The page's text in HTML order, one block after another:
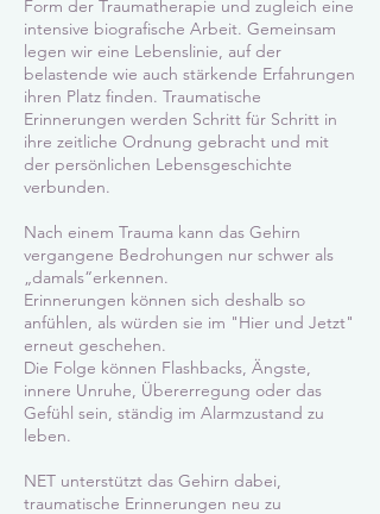
Form der Traumatherapie und zugleich eine
intensive biografische Arbeit. Gemeinsam
legen wir eine Lebenslinie, auf der
belastende wie auch stärkende Erfahrungen
ihren Platz finden. Traumatische
Erinnerungen werden Schritt für Schritt in
ihre zeitliche Ordnung gebracht und mit
der persönlichen Lebensgeschichte
verbunden.
Nach einem Trauma kann das Gehirn
vergangene Bedrohungen nur schwer als
„damals“erkennen.
Erinnerungen können sich deshalb so
anfühlen, als würden sie im "Hier und Jetzt"
erneut geschehen.
Die Folge können Flashbacks, Ängste,
innere Unruhe, Übererregung oder das
Gefühl sein, ständig im Alarmzustand zu
leben.
NET unterstützt das Gehirn dabei,
traumatische Erinnerungen neu zu